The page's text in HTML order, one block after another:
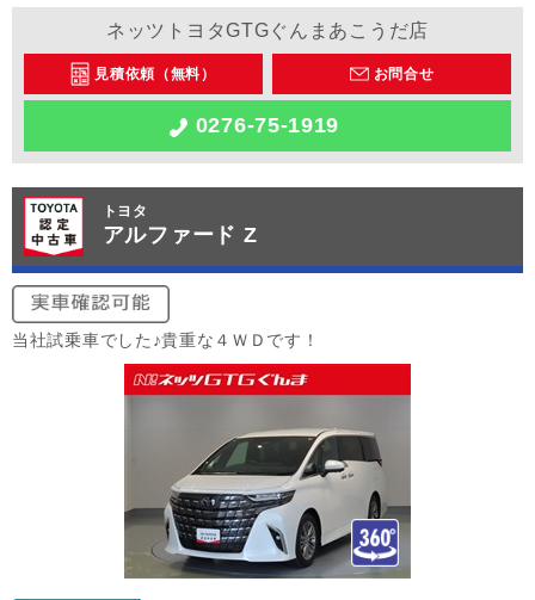
ネッツトヨタGTGぐんまあこうだ店
見積依頼（無料） お問合せ
0276-75-1919
トヨタ
アルファード Z
当社試乗車でした♪貴重な４ＷＤです！